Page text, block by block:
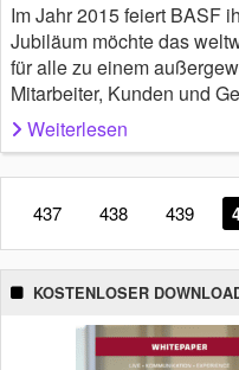
Im Jahr 2015 feiert BASF
Jubiläum möchte das
für alle zu einem
Mitarbeiter, Kunden und
Weiterlesen
437 438 439
KOSTENLOSER